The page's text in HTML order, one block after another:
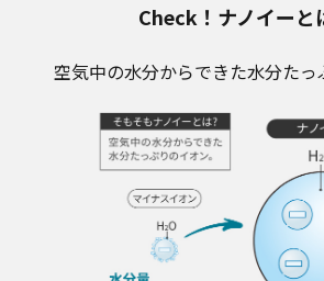
Check！ナノイーと
空気中の水分からできた水分たっ